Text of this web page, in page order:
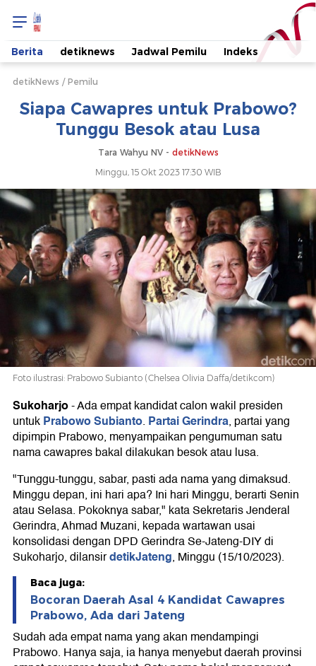
Siapa
Cawapres
untuk
Prabowo?
Tunggu
Besok
atau
Lusa
Berita detiknews Jadwal Pemilu Indeks
detikNews Pemilu
Siapa Cawapres untuk Prabowo?
Tunggu Besok atau Lusa
Tara Wahyu NV - detikNews
Minggu, 15 Okt 2023 17:30 WIB
Foto ilustrasi: Prabowo Subianto (Chelsea Olivia Daffa/detikcom)
Sukoharjo-Ada empat kandidat calon wakil presiden
untukPrabowo Subianto. Partai Gerindra, partai yang
dipimpin Prabowo, menyampaikan pengumuman satu
nama cawapres bakal dilakukan besok atau lusa.
"Tunggu-tunggu, sabar, pasti ada nama yang dimaksud.
Minggu depan, ini hari apa? Ini hari Minggu, berarti Senin
atau Selasa. Pokoknya sabar," kata Sekretaris Jenderal
Gerindra, Ahmad Muzani, kepada wartawan usai
konsolidasi dengan DPD Gerindra Se-Jateng-DIY di
Sukoharjo, dilansirdetikJateng, Minggu (15/10/2023).
Baca juga:
Bocoran Daerah Asal 4 Kandidat Cawapres
Prabowo, Ada dari Jateng
Sudah ada empat nama yang akan mendampingi
Prabowo. Hanya saja, ia hanya menyebut daerah provinsi